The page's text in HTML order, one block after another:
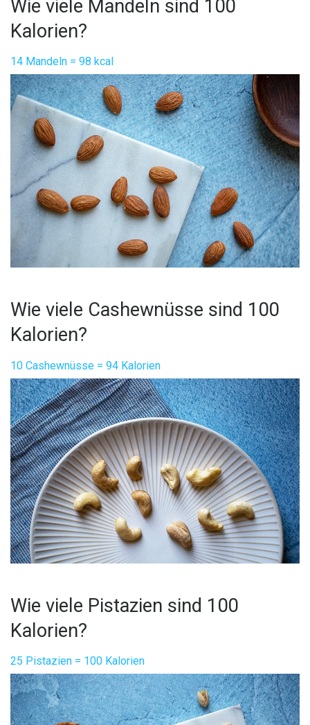
Wie viele Mandeln sind 100
Kalorien?
14 Mandeln = 98 kcal
Wie viele Cashewnüsse sind 100
Kalorien?
10 Cashewnüsse = 94 Kalorien
Wie viele Pistazien sind 100
Kalorien?
25 Pistazien = 100 Kalorien